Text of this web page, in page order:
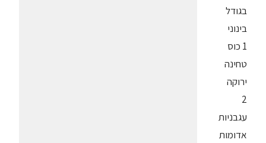
בגודל
בינוני
1 כוס
טחינה
ירוקה
2
עגבניות
אדומות